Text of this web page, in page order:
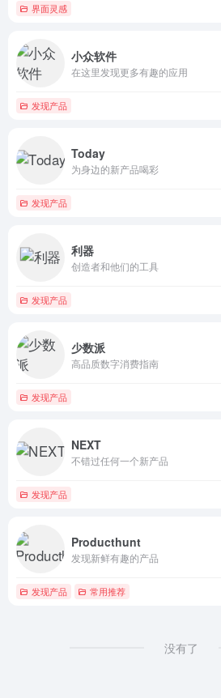
界面灵感
小众软件
在这里发现更多有趣的应用
发现产品
Today
为身边的新产品喝彩
发现产品
利器
创造者和他们的工具
发现产品
少数派
高品质数字消费指南
发现产品
NEXT
不错过任何一个新产品
发现产品
Producthunt
发现新鲜有趣的产品
发现产品 常用推荐
没有了